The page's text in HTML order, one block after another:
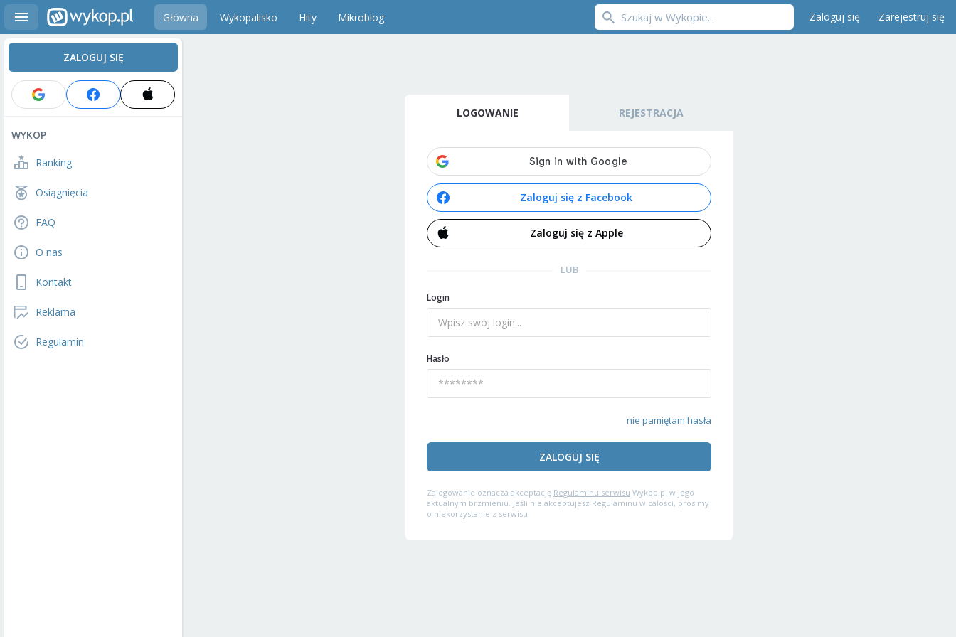
Główna Wykopalisko Hity Mikroblog Zaloguj się Zarejestruj się
ZALOGUJ SIĘ
WYKOP
Ranking
Osiągnięcia
FAQ
O nas
Kontakt
Reklama
Regulamin
LOGOWANIE REJESTRACJA
Zaloguj się z Facebook
Zaloguj się z Apple
LUB
Login
Hasło
nie pamiętam hasła
ZALOGUJ SIĘ
Zalogowanie oznacza akceptację Regulaminu serwisu Wykop.pl w jego
aktualnym brzmieniu. Jeśli nie akceptujesz Regulaminu w całości, prosimy
o niekorzystanie z serwisu.